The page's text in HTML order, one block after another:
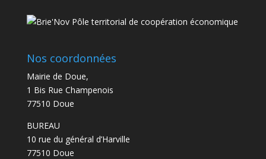
Nos coordonnées
Mairie de Doue,
1 Bis Rue Champenois
77510 Doue
BUREAU
10 rue du général d’Harville
77510 Doue